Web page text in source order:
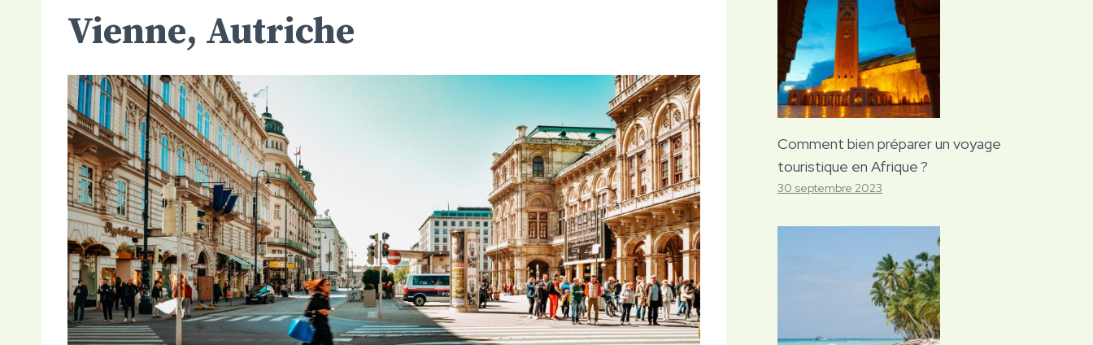
Vienne, Autriche
Comment bien préparer un voyage
touristique en Afrique ?
30 septembre 2023